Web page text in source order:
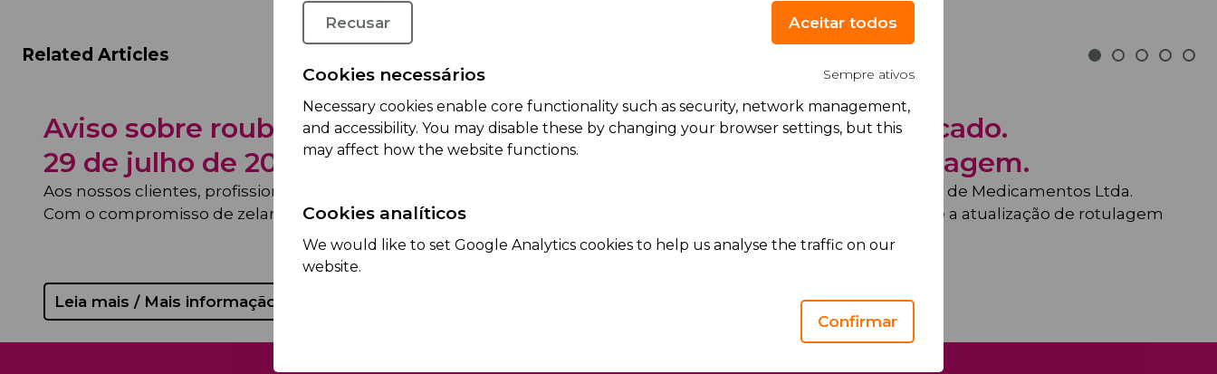
Recusar Aceitar todos
Cookies necessários Sempre ativos
Necessary cookies enable core functionality such as security, network management,
and accessibility. You may disable these by changing your browser settings, but this
may affect how the website functions.
Cookies analíticos
We would like to set Google Analytics cookies to help us analyse the traffic on our
website.
Confirmar
Related Articles
Aviso sobre roubo de medicamentos,
29 de julho de 2026
Aos nossos clientes, profissionais de saúde e público em geral:
Com o compromisso de zelar pela segurança dos pacientes e...
Leia mais / Mais informação
Comunicado ao Mercado.
Atualização de Rotulagem.
Moksha8 Brasil Indústria e Comércio de Medicamentos Ltda.
(“M8”) vem a público informar sobre a atualização de rotulagem
das embalagens...
Leia mais / Mais informação